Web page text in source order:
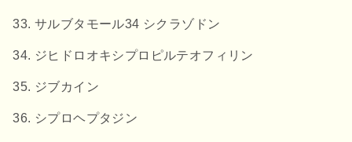
サルブタモール34 シクラゾドン
ジヒドロオキシプロピルテオフィリン
ジブカイン
シプロヘプタジン